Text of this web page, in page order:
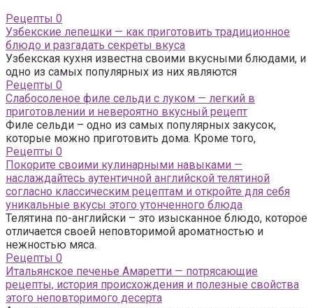
Рецепты 0
Узбекские лепешки — как приготовить традиционное
блюдо и разгадать секреты вкуса
Узбекская кухня известна своими вкусными блюдами, и
одно из самых популярных из них являются
Рецепты 0
Слабосоленое филе сельди с луком — легкий в
приготовлении и невероятно вкусный рецепт
Филе сельди – одно из самых популярных закусок,
которые можно приготовить дома. Кроме того,
Рецепты 0
Покорите своими кулинарными навыками —
наслаждайтесь аутентичной английской телятиной
согласно классическим рецептам и откройте для себя
уникальные вкусы этого утонченного блюда
Телятина по-английски – это изысканное блюдо, которое
отличается своей неповторимой ароматностью и
нежностью мяса.
Рецепты 0
Итальянское печенье Амаретти — потрясающие
рецепты, история происхождения и полезные свойства
этого неповторимого десерта